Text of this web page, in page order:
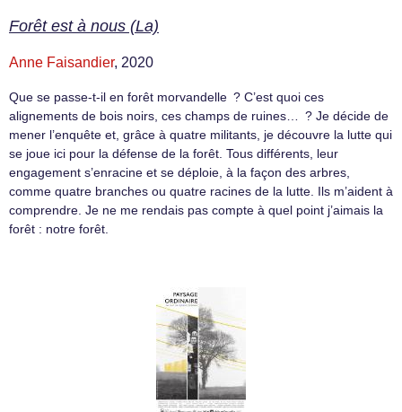
Forêt est à nous (La)
Anne Faisandier, 2020
Que se passe-t-il en forêt morvandelle ? C’est quoi ces
alignements de bois noirs, ces champs de ruines… ? Je décide de
mener l’enquête et, grâce à quatre militants, je découvre la lutte qui
se joue ici pour la défense de la forêt. Tous différents, leur
engagement s’enracine et se déploie, à la façon des arbres,
comme quatre branches ou quatre racines de la lutte. Ils m’aident à
comprendre. Je ne me rendais pas compte à quel point j’aimais la
forêt : notre forêt.